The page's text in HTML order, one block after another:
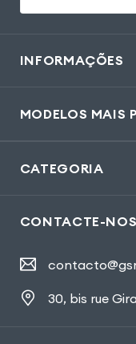
INFORMAÇÕES
MODELOS MAIS
CATEGORIA
CONTACTE-NOS
30, bis rue